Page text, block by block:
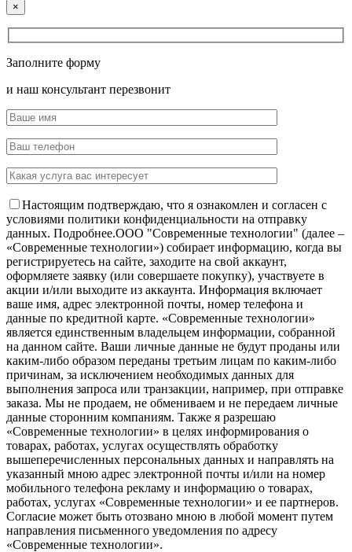
×
Заполните форму
и наш консультант перезвонит
Настоящим подтверждаю, что я ознакомлен и согласен с
условиями политики конфиденциальности на отправку
данных. Подробнее.OOO "Современные технологии" (далее –
«Современные технологии») собирает информацию, когда вы
регистрируетесь на сайте, заходите на свой аккаунт,
оформляете заявку (или совершаете покупку), участвуете в
акции и/или выходите из аккаунта. Информация включает
ваше имя, адрес электронной почты, номер телефона и
данные по кредитной карте. «Современные технологии»
является единственным владельцем информации, собранной
на данном сайте. Ваши личные данные не будут проданы или
каким-либо образом переданы третьим лицам по каким-либо
причинам, за исключением необходимых данных для
выполнения запроса или транзакции, например, при отправке
заказа. Мы не продаем, не обмениваем и не передаем личные
данные сторонним компаниям. Также я разрешаю
«Современные технологии» в целях информирования о
товарах, работах, услугах осуществлять обработку
вышеперечисленных персональных данных и направлять на
указанный мною адрес электронной почты и/или на номер
мобильного телефона рекламу и информацию о товарах,
работах, услугах «Современные технологии» и ее партнеров.
Согласие может быть отозвано мною в любой момент путем
направления письменного уведомления по адресу
«Современные технологии».